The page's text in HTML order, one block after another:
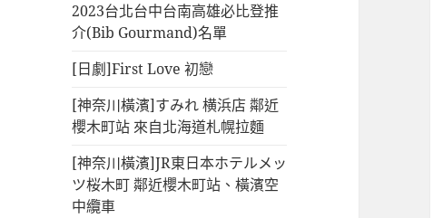
2023台北台中台南高雄必比登推
介(Bib Gourmand)名單
[日劇]First Love 初戀
[神奈川橫濱]すみれ 横浜店 鄰近
櫻木町站 來自北海道札幌拉麵
[神奈川橫濱]JR東日本ホテルメッ
ツ桜木町 鄰近櫻木町站、橫濱空
中纜車